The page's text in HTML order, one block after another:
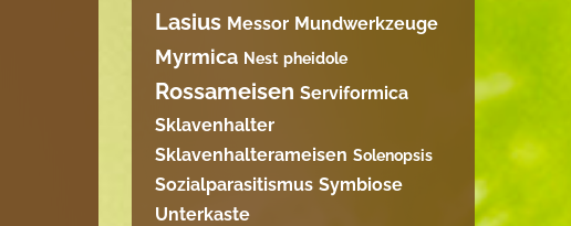
Lasius Messor Mundwerkzeuge
Myrmica Nest pheidole
Rossameisen Serviformica
Sklavenhalter
Sklavenhalterameisen Solenopsis
Sozialparasitismus Symbiose
Unterkaste